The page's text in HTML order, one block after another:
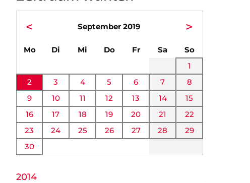
< September 2019 >
MontagDi enstag
Mi ttwoch
Donnerstag
FreitagSamstag
Sonntag
1
2
3 4 5 6 7
8
9
10 11 12 13 14
15
16
17 18 19 20 21
22
23
24 25 26 27 28
29
30
2014
weiter.